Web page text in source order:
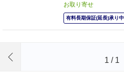
お取り寄せ
有料長期保証(延長)承り中
1 / 1